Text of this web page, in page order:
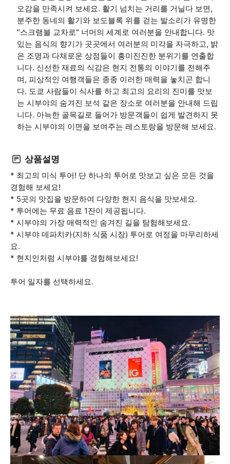
오감을 만족시켜 보세요. 활기 넘치는 거리를 거닐다 보면,
분주한 동네의 활기와 보도블록 위를 걷는 발소리가 유명한
"스크램블 교차로" 너머의 세계로 여러분을 안내합니다. 맛
있는 음식의 향기가 곳곳에서 여러분의 미각을 자극하고, 밝
은 조명과 다채로운 상점들이 흥미진진한 분위기를 연출합
니다. 신선한 재료의 식감은 현지 전통의 이야기를 전해주
며, 피상적인 여행객들은 종종 이러한 매력을 놓치곤 합니
다. 도쿄 사람들이 식사를 하고 최고의 요리의 진미를 맛보
는 시부야의 숨겨진 보석 같은 장소로 여러분을 안내해 드립
니다. 아늑한 골목길로 들어가 방문객들이 쉽게 발견하지 못
하는 시부야의 이면을 보여주는 레스토랑을 방문해 보세요.
상품설명
* 최고의 미식 투어! 단 하나의 투어로 맛보고 싶은 모든 것을
경험해 보세요!
* 5곳의 맛집을 방문하여 다양한 현지 음식을 맛보세요.
* 투어에는 무료 음료 1잔이 제공됩니다.
* 시부야의 가장 매력적인 숨겨진 길을 탐험해보세요.
* 시부야 데파치카(지하 식품 시장) 투어로 여정을 마무리하세
요.
* 현지인처럼 시부야를 경험해보세요!
투어 일자를 선택하세요.